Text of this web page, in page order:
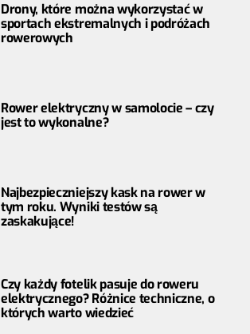
Drony, które można wykorzystać w
sportach ekstremalnych i podróżach
rowerowych
Rower elektryczny w samolocie – czy
jest to wykonalne?
Najbezpieczniejszy kask na rower w
tym roku. Wyniki testów są
zaskakujące!
Czy każdy fotelik pasuje do roweru
elektrycznego? Różnice techniczne, o
których warto wiedzieć